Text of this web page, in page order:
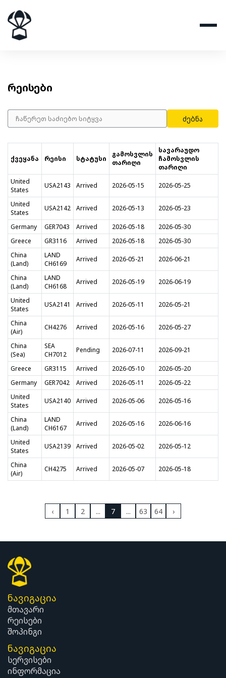
რეისები
ძებნა
ქვეყანა რეისი სტატუსი
გამოსვლის
თარიღი
სავარაუდო
ჩამოსვლის
თარიღი
United
States
USA2143 Arrived 2026-05-15 2026-05-25
United
States
USA2142 Arrived 2026-05-13 2026-05-23
Germany GER7043 Arrived 2026-05-18
2026-05-30
Greece
GR3116 Arrived 2026-05-18
2026-05-30
China
(Land)
LAND
CH6169
Arrived 2026-05-21 2026-06-21
China
(Land)
LAND
CH6168
Arrived 2026-05-19 2026-06-19
United
States
USA2141 Arrived 2026-05-11 2026-05-21
China
(Air)
CH4276 Arrived 2026-05-16 2026-05-27
China
(Sea)
SEA
CH7012
Pending 2026-07-11 2026-09-21
Greece GR3115 Arrived 2026-05-10
2026-05-20
Germany
GER7042 Arrived 2026-05-11
2026-05-22
United
States
USA2140 Arrived 2026-05-06 2026-05-16
China
(Land)
LAND
CH6167
Arrived 2026-05-16 2026-06-16
United
States
USA2139 Arrived 2026-05-02 2026-05-12
China
(Air)
CH4275 Arrived 2026-05-07 2026-05-18
‹ 1 2 ... 7 ... 63 64 ›
ნავიგაცია
მთავარი
რეისები
შოპინგი
ნავიგაცია
სერვისები
ინფორმაცია